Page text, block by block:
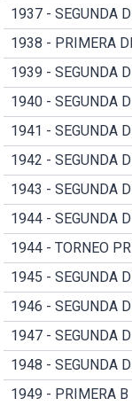
1937 - SEGUNDA
1938 - PRIMERA
1939 - SEGUNDA
1940 - SEGUNDA
1941 - SEGUNDA
1942 - SEGUNDA
1943 - SEGUNDA
1944 - SEGUNDA
1944 - TORNEO
1945 - SEGUNDA
1946 - SEGUNDA
1947 - SEGUNDA
1948 - SEGUNDA
1949 - PRIMERA B